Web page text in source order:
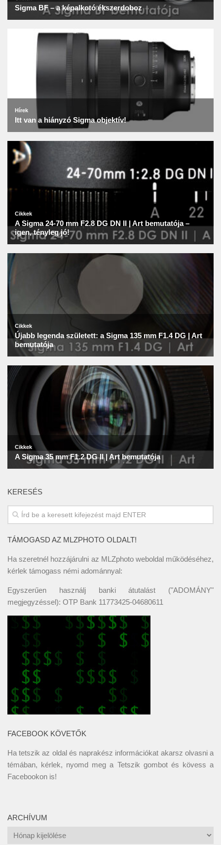
KERESÉS
TÁMOGASD AZ MLZPHOTO OLDALT!
Ha szeretnél hozzájárulni az MLZphoto weboldal működéséhez,
kérlek támogass némi adománnyal:
Egyszerűen használj banki átutalást ("ADOMÁNY"
megjegyzéssel): OTP Bank 11773425-04680611
FACEBOOK KÖVETŐK
Ha tetszik az oldal és naprakész információkat akarsz olvasni a
témában, kérlek, nyomd meg a Tetszik gombot és kövess a
Facebookon is!
ARCHÍVUM
Archívum